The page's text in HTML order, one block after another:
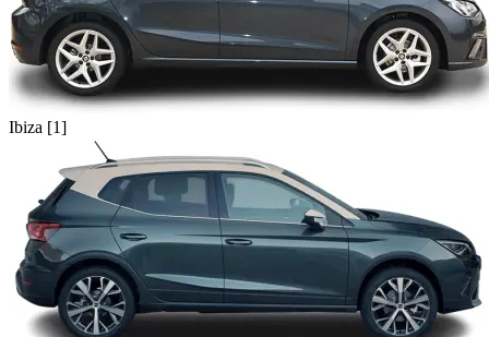
Ibiza [1]